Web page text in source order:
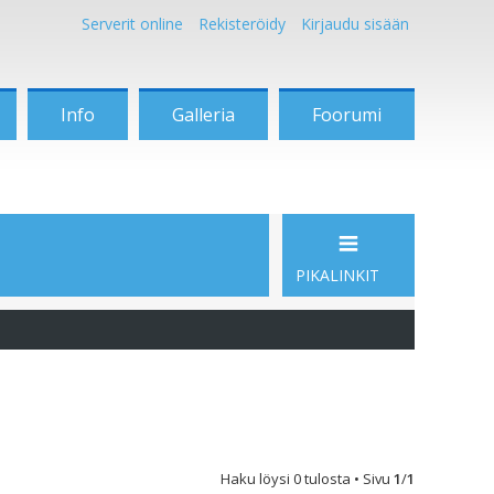
Serverit online Rekisteröidy Kirjaudu sisään
Info Galleria Foorumi
PIKALINKIT
Haku löysi 0 tulosta • Sivu 1/1